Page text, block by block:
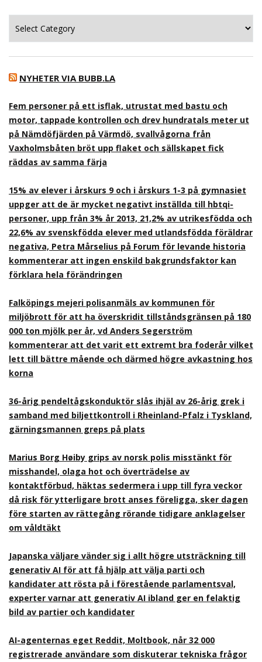
NYHETER VIA BUBB.LA
Fem personer på ett isflak, utrustat med bastu och
motor, tappade kontrollen och drev hundratals meter ut
på Nämdöfjärden på Värmdö, svallvågorna från
Vaxholmsbåten bröt upp flaket och sällskapet fick
räddas av samma färja
15% av elever i årskurs 9 och i årskurs 1-3 på gymnasiet
uppger att de är mycket negativt inställda till hbtqi-
personer, upp från 3% år 2013, 21,2% av utrikesfödda och
22,6% av svenskfödda elever med utlandsfödda föräldrar
negativa, Petra Mårselius på Forum för levande historia
kommenterar att ingen enskild bakgrundsfaktor kan
förklara hela förändringen
Falköpings mejeri polisanmäls av kommunen för
miljöbrott för att ha överskridit tillståndsgränsen på 180
000 ton mjölk per år, vd Anders Segerström
kommenterar att det varit ett extremt bra foderår vilket
lett till bättre mående och därmed högre avkastning hos
korna
36-årig pendeltågskonduktör slås ihjäl av 26-årig grek i
samband med biljettkontroll i Rheinland-Pfalz i Tyskland,
gärningsmannen greps på plats
Marius Borg Høiby grips av norsk polis misstänkt för
misshandel, olaga hot och överträdelse av
kontaktförbud, häktas sedermera i upp till fyra veckor
då risk för ytterligare brott anses föreligga, sker dagen
före starten av rättegång rörande tidigare anklagelser
om våldtäkt
Japanska väljare vänder sig i allt högre utsträckning till
generativ AI för att få hjälp att välja parti och
kandidater att rösta på i förestående parlamentsval,
experter varnar att generativ AI ibland ger en felaktig
bild av partier och kandidater
AI-agenternas eget Reddit, Moltbook, når 32 000
registrerade användare som diskuterar tekniska frågor